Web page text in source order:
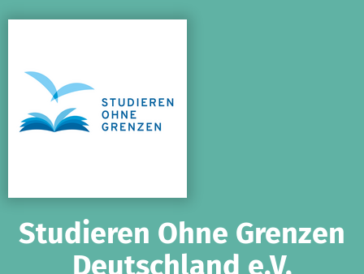
Studieren Ohne Grenzen
Deutschland e.V.